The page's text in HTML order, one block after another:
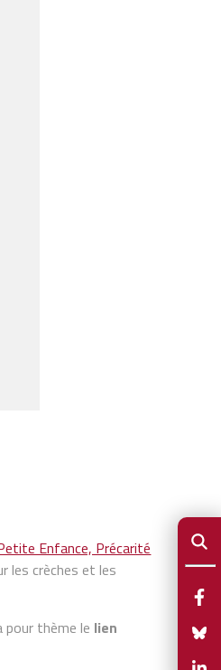
Enfance, Précarité
les crèches et les
pour thème le lien